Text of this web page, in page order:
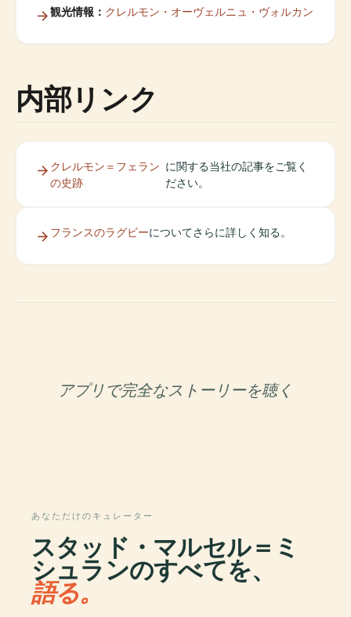
観光情報： クレルモン・オーヴェルニュ・ヴォルカン
内部リンク
クレルモン＝フェラン
の史跡
に関する当社の記事をご覧く
ださい。
フランスのラグビーについてさらに詳しく知る。
アプリで完全なストーリーを聴く
あなただけのキュレーター
スタッド・マルセル＝ミ
シュランのすべてを、
語る。